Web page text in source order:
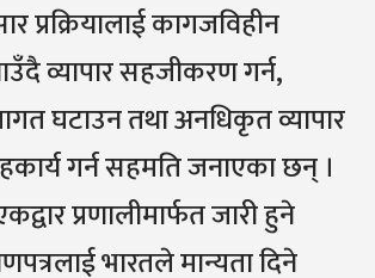
प्रक्रियालाई कागजविहीन
व्यापार सहजीकरण गर्न,
घटाउन तथा अनधिकृत व्यापार
गर्न सहमति जनाएका छन् ।
प्रणालीमार्फत जारी हुने
भारतले मान्यता दिने